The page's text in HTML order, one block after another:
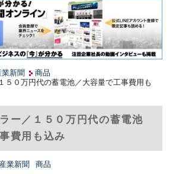
業新聞
商品
５０万円代の蓄電池／大容量で工事費用も
ー／１５０万円代の蓄電池
費用も込み
業新聞
商品